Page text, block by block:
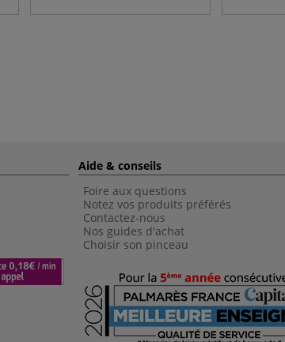
Aide & conseils
Foire aux questions
Notez vos produits préférés
Contactez-nous
Nos guides d'achat
Choisir son pinceau